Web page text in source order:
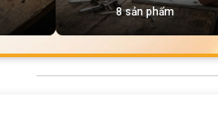
8 sản phẩm